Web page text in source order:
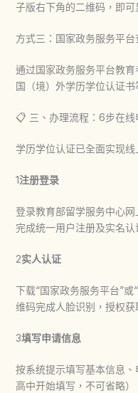
子版右下角的二维码，即可
方式三：国家政务服务平台
通过国家政务服务平台教
国（境）外学历学位认证书
📋 三、办理流程：6步在线
学历学位认证已全面实现线
1注册登录
登录教育部留学服务中心
完成统一用户注册及实名认
2实人认证
下载“国家政务服务平台”或
维码完成人脸识别，授权获
3填写申请信息
按系统提示填写基本信息
高中开始填写，不可省略）